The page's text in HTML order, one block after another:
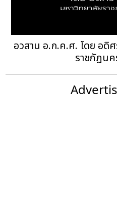
อวสาน อ.ก.ค.ศ. โดย อดิ
ราชภัฏนค